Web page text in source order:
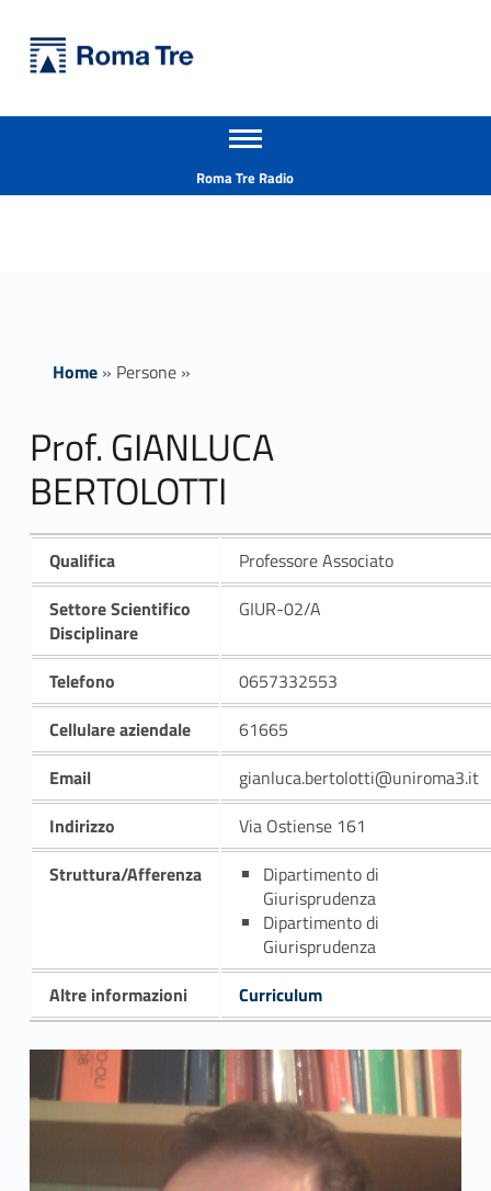
Prof. GIANLUCA BERTOLOTTI - Università Roma Tre
Apri il menu secondario
Roma Tre Radio
Home» Persone»
Prof. GIANLUCA
BERTOLOTTI
Qualifica
Professore Associato
Settore Scientifico
Disciplinare
GIUR-02/A
Telefono
0657332553
Cellulare aziendale
61665
Email
gianluca.bertolotti@uniroma3.it
Indirizzo
Via Ostiense 161
Struttura/Afferenza
Dipartimento di
Giurisprudenza
Dipartimento di
Giurisprudenza
Altre informazioni
Curriculum